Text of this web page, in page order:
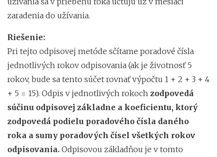
zaradenia do užívania.
Riešenie:
Pri tejto odpisovej metóde sčítame poradové čísla
jednotlivých rokov odpisovania (ak je životnosť 5
rokov, bude sa tento súčet rovnať výpočtu 1 + 2 + 3 + 4
+ 5 = 15). Odpis v jednotlivých rokoch zodpovedá
súčinu odpisovej základne a koeficientu, ktorý
zodpovedá podielu poradového čísla daného
roka a sumy poradových čísel všetkých rokov
odpisovania. Odpisovou základňou je v tomto